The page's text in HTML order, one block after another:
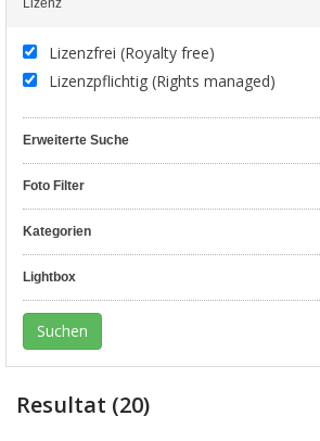
Lizenz
Lizenzfrei (Royalty free)
Lizenzpflichtig (Rights managed)
Erweiterte Suche
Foto Filter
Kategorien
Lightbox
Resultat (20)